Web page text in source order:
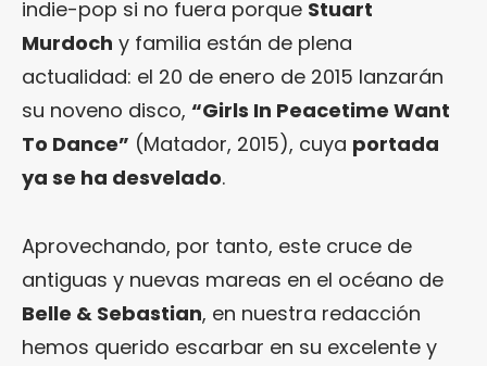
indie-pop si no fuera porque Stuart
Murdoch y familia están de plena
actualidad: el 20 de enero de 2015 lanzarán
su noveno disco, “Girls In Peacetime Want
To Dance” (Matador, 2015), cuya portada
ya se ha desvelado.
Aprovechando, por tanto, este cruce de
antiguas y nuevas mareas en el océano de
Belle & Sebastian, en nuestra redacción
hemos querido escarbar en su excelente y